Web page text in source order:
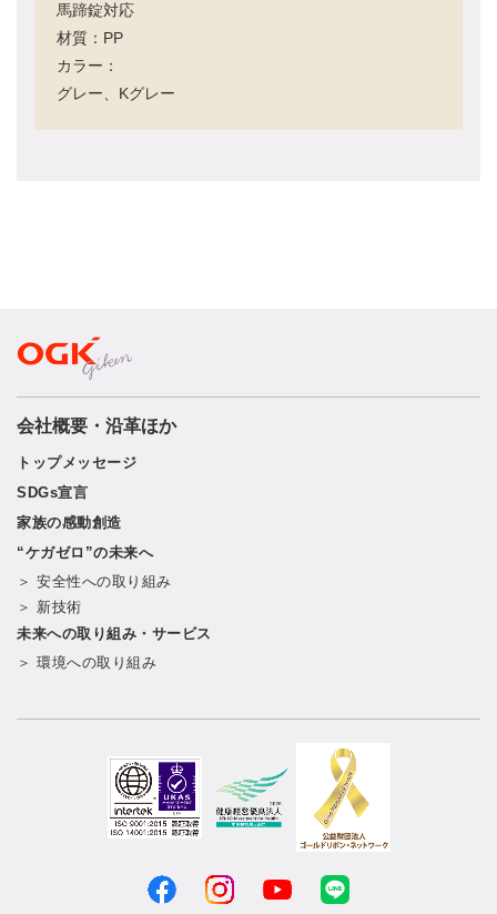
馬蹄錠対応
材質：PP
カラー：
グレー、Kグレー
会社概要・沿革ほか
トップメッセージ
SDGs宣言
家族の感動創造
“ケガゼロ”の未来へ
＞ 安全性への取り組み
＞ 新技術
未来への取り組み・サービス
＞ 環境への取り組み